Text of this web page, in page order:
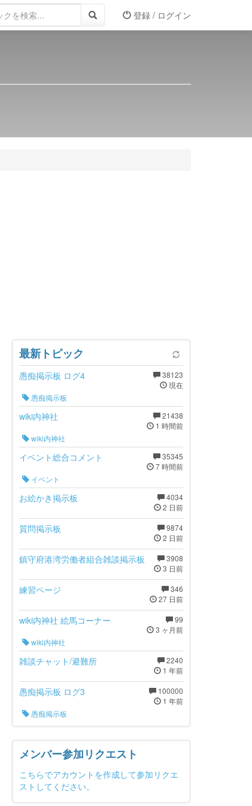
登録 / ログイン
最新トピック
38123
現在
愚痴掲示板 ログ4
愚痴掲示板
21438
1 時間前
wiki内神社
wiki内神社
35345
7 時間前
イベント総合コメント
イベント
4034
2 日前
お絵かき掲示板
9874
2 日前
質問掲示板
3908
3 日前
鎮守府港湾労働者組合雑談掲示板
346
27 日前
練習ページ
99
3 ヶ月前
wiki内神社 絵馬コーナー
wiki内神社
2240
1 年前
雑談チャット/避難所
100000
1 年前
愚痴掲示板 ログ3
愚痴掲示板
メンバー参加リクエスト
こちらでアカウントを作成して参加リクエ
ストしてください。